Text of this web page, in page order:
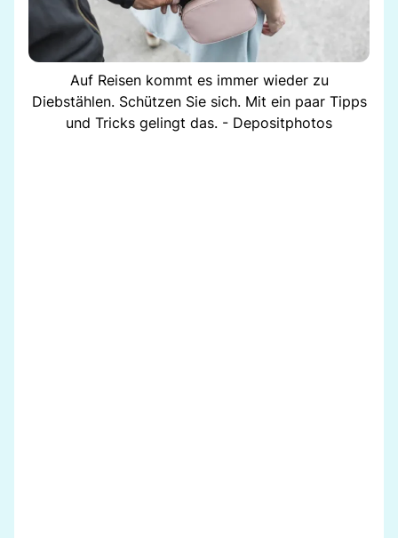
Auf Reisen kommt es immer wieder zu
Diebstählen. Schützen Sie sich. Mit ein paar Tipps
und Tricks gelingt das. - Depositphotos